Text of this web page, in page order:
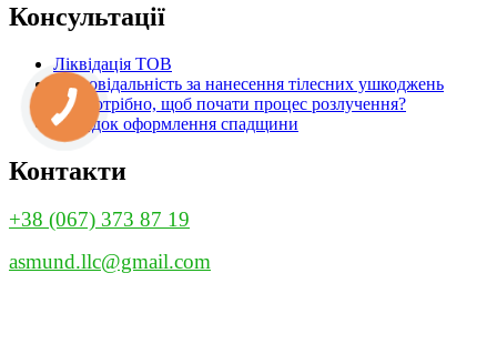
Консультації
Ліквідація ТОВ
Відповідальність за нанесення тілесних ушкоджень
Що потрібно, щоб почати процес розлучення?
Порядок оформлення спадщини
Контакти
+38 (067) 373 87 19
asmund.llc@gmail.com